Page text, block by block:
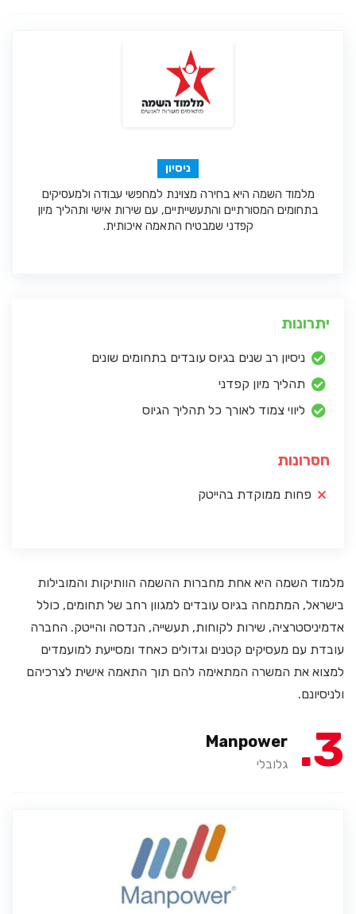
ניסיון
מלמוד השמה היא בחירה מצוינת למחפשי עבודה ולמעסיקים
בתחומים המסורתיים והתעשייתיים, עם שירות אישי ותהליך מיון
קפדני שמבטיח התאמה איכותית.
יתרונות
ניסיון רב שנים בגיוס עובדים בתחומים שונים
תהליך מיון קפדני
ליווי צמוד לאורך כל תהליך הגיוס
חסרונות
פחות ממוקדת בהייטק
מלמוד השמה היא אחת מחברות ההשמה הוותיקות והמובילות
בישראל, המתמחה בגיוס עובדים למגוון רחב של תחומים, כולל
אדמיניסטרציה, שירות לקוחות, תעשייה, הנדסה והייטק. החברה
עובדת עם מעסיקים קטנים וגדולים כאחד ומסייעת למועמדים
למצוא את המשרה המתאימה להם תוך התאמה אישית לצרכיהם
ולניסיונם.
3
Manpower
גלובלי